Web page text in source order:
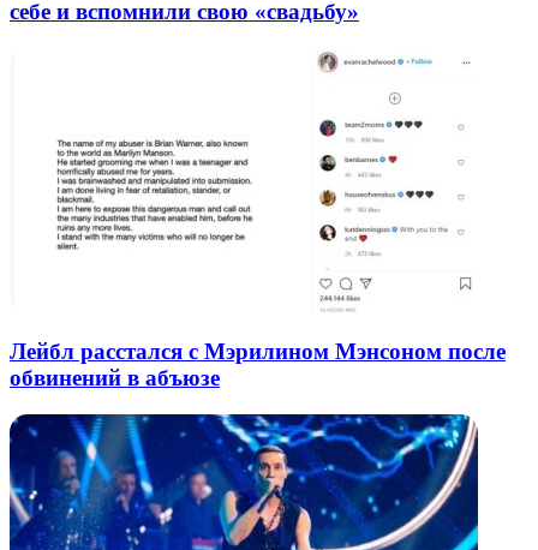
себе и вспомнили свою «свадьбу»
Лейбл расстался с Мэрилином Мэнсоном после
обвинений в абъюзе